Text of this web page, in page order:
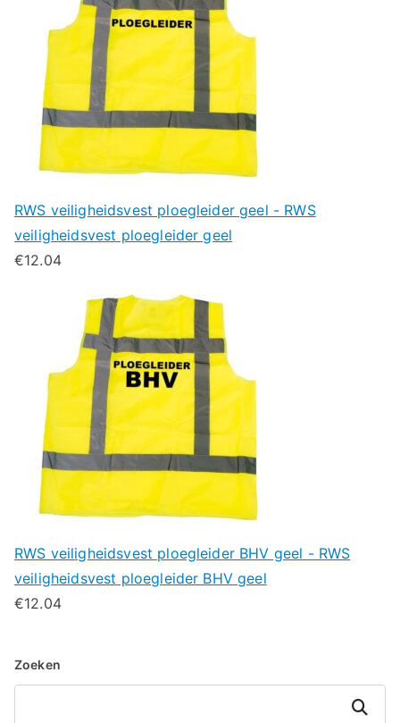
RWS veiligheidsvest ploegleider geel - RWS
veiligheidsvest ploegleider geel
€12.04
RWS veiligheidsvest ploegleider BHV geel - RWS
veiligheidsvest ploegleider BHV geel
€12.04
Zoeken
Zoeken